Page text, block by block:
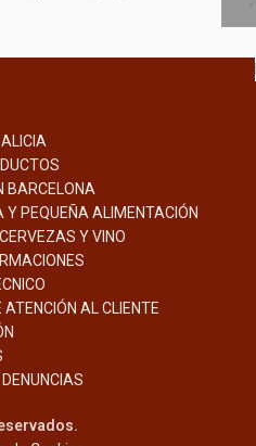
BARCELONA
Y PEQUEÑA ALIMENTACIÓN
Y VINO
ATENCIÓN AL CLIENTE
DENUNCIAS